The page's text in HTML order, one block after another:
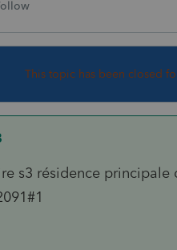
This topic has been closed
s3 résidence principale